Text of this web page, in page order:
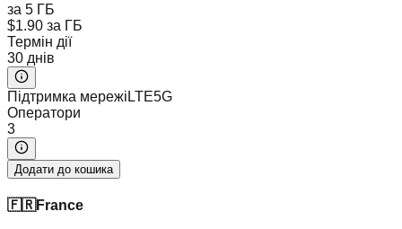
за 5 ГБ
$1.90 за ГБ
Термін дії
30 днів
Підтримка мережі LTE5G
Оператори
3
Додати до кошика
🇫🇷France